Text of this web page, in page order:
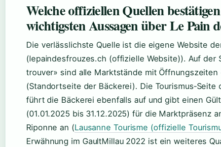
Welche offiziellen Quellen
wichtigsten Aussagen über Le Pain
Die verlässlichste Quelle ist die eigene Website
(lepaindesfrouzes.ch (offizielle Website)). Auf der
trouver» sind alle Marktstände mit
(Standortseite der Bäckerei). Die Tourismus‑Seite
führt die Bäckerei ebenfalls auf und gibt einen
(01.01.2025 bis 31.12.2025) für die Marktpräsenz
Riponne an (Lausanne Tourisme (offizielle
Erwähnung im GaultMillau 2022 ist ein weiteres